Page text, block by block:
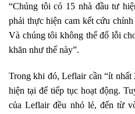
“Chúng tôi có 15 nhà đầu tư
phải thực hiện cam kết cứu
Và chúng tôi không thể đổ lỗi
khăn như thế này”.
Trong khi đó, Leflair cần “ít
hiện tại để tiếp tục hoạt động.
của Leflair đều nhỏ lẻ, đến từ